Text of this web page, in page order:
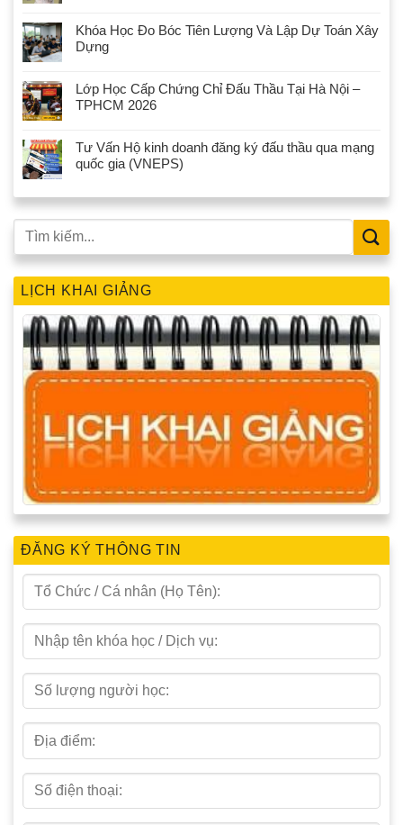
Khóa Học Đo Bóc Tiên Lượng Và Lập Dự Toán Xây
Dựng
Lớp Học Cấp Chứng Chỉ Đấu Thầu Tại Hà Nội –
TPHCM 2026
Tư Vấn Hộ kinh doanh đăng ký đấu thầu qua mạng
quốc gia (VNEPS)
LỊCH KHAI GIẢNG
ĐĂNG KÝ THÔNG TIN